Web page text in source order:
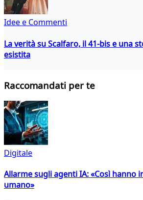
Idee e Commenti
La verità su Scalfaro, il 41-bis e una
esistita
Raccomandati per te
Digitale
Allarme sugli agenti IA: «Così hanno
umano»